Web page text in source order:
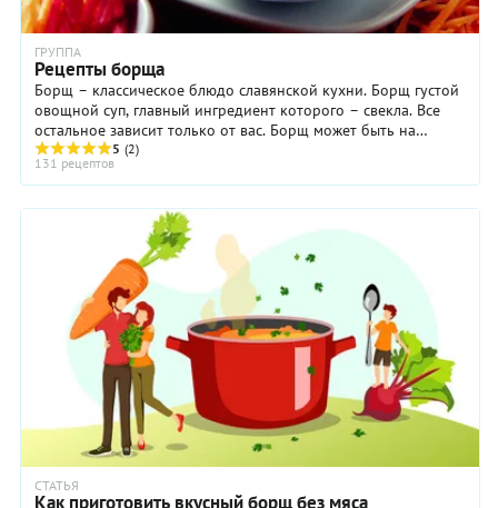
ГРУППА
Рецепты борща
Борщ – классическое блюдо славянской кухни. Борщ густой
овощной суп, главный ингредиент которого – свекла. Все
остальное зависит только от вас. Борщ может быть на
мясном бульоне, а может быть и постный, может быть с
помидорами или томатной пастой, со сладким перцем,
сельдереем и даже с рыбой.
5 (2)
131 рецептов
СТАТЬЯ
Как приготовить вкусный борщ без мяса